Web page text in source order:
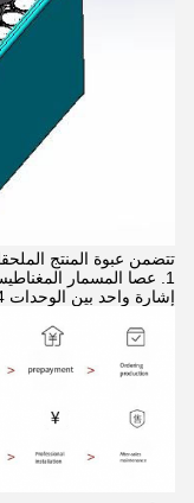
تتضمن عبوة المنتج
إشارة واحد بين الوحدات 4. سلك طاقة واحد لتزويد الطاقة الوحدة